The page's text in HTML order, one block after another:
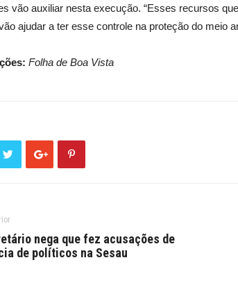
vão auxiliar nesta execução. “Esses recursos
ajudar a ter esse controle na proteção do meio
Folha de Boa Vista
nega que fez acusações de
de políticos na Sesau